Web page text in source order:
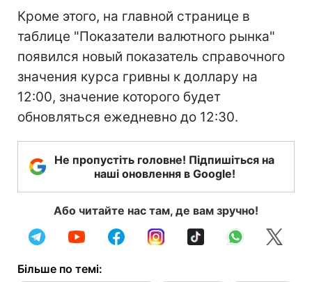
Кроме этого, на главной странице в
таблице "Показатели валютного рынка"
появился новый показатель справочного
значения курса гривны к доллару на
12:00, значение которого будет
обновляться ежедневно до 12:30.
Не пропустіть головне! Підпишіться на
наші оновлення в Google!
Або читайте нас там, де вам зручно!
Більше по темі: